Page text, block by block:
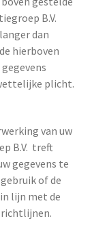
B.V.
dan
hierboven
plicht.
van uw
B.V. treft
gegevens te
of de
lijn met de